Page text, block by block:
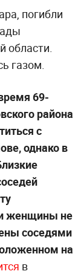
погибли
области.
газом.
69-
района
с
однако в
женщины не
соседями
на
в